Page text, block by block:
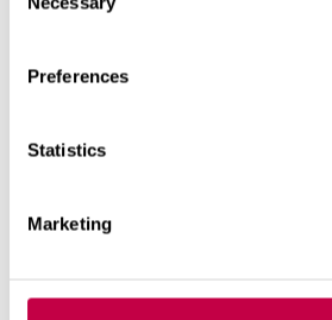
Selection
Preferences
Statistics
Marketing